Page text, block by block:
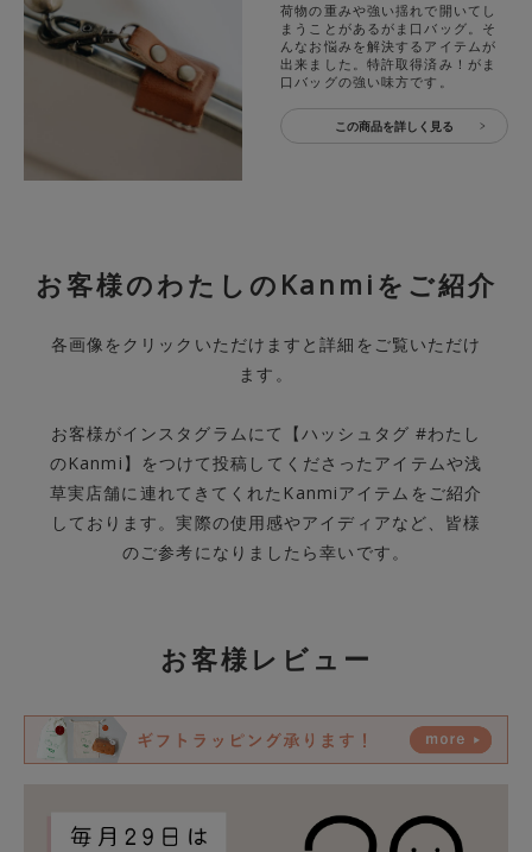
荷物の重みや強い揺れで開いてし
まうことがあるがま口バッグ。そ
んなお悩みを解決するアイテムが
出来ました。特許取得済み！がま
口バッグの強い味方です。
この商品を詳しく見る
お客様のわたしのKanmiをご紹介
各画像をクリックいただけますと詳細をご覧いただけ
ます。
お客様がインスタグラムにて【ハッシュタグ #わたし
のKanmi】をつけて投稿してくださったアイテムや浅
草実店舗に連れてきてくれたKanmiアイテムをご紹介
しております。実際の使用感やアイディアなど、皆様
のご参考になりましたら幸いです。
お客様レビュー